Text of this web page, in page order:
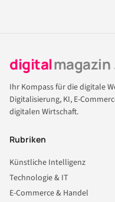
digitalmagazin
Ihr Kompass für die digitale
Digitalisierung, KI, E-
digitalen Wirtschaft.
Rubriken
Künstliche Intelligenz
Technologie & IT
E-Commerce & Handel